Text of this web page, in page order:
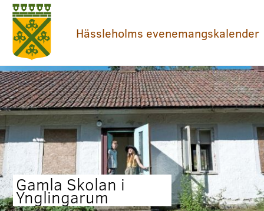
Hässleholms evenemangskalender
Gamla Skolan i
Ynglingarum